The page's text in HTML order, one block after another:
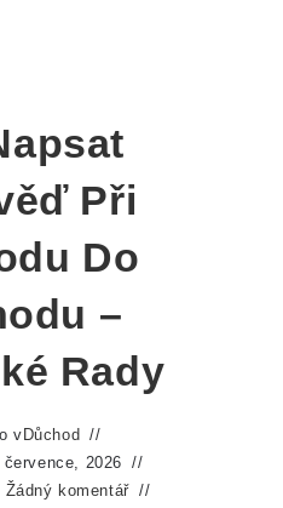
Při
Do
–
Rady
v Důchod
července, 2026
Žádný komentář